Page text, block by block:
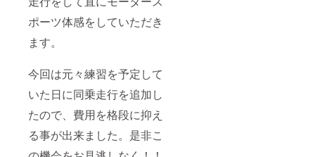
ポーツ体感をしていただき
ます。
今回は元々練習を予定して
いた日に同乗走行を追加し
たので、費用を格段に抑え
る事が出来ました。是非こ